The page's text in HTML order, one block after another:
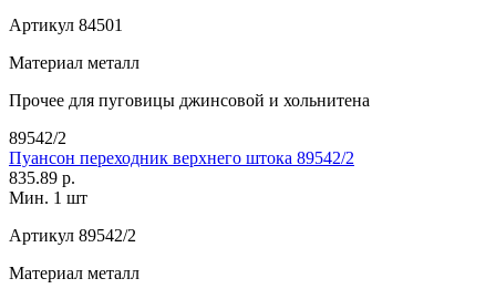
Артикул 84501
Материал металл
Прочее для пуговицы джинсовой и хольнитена
89542/2
Пуансон переходник верхнего штока 89542/2
835.89 р.
Мин. 1 шт
Артикул 89542/2
Материал металл